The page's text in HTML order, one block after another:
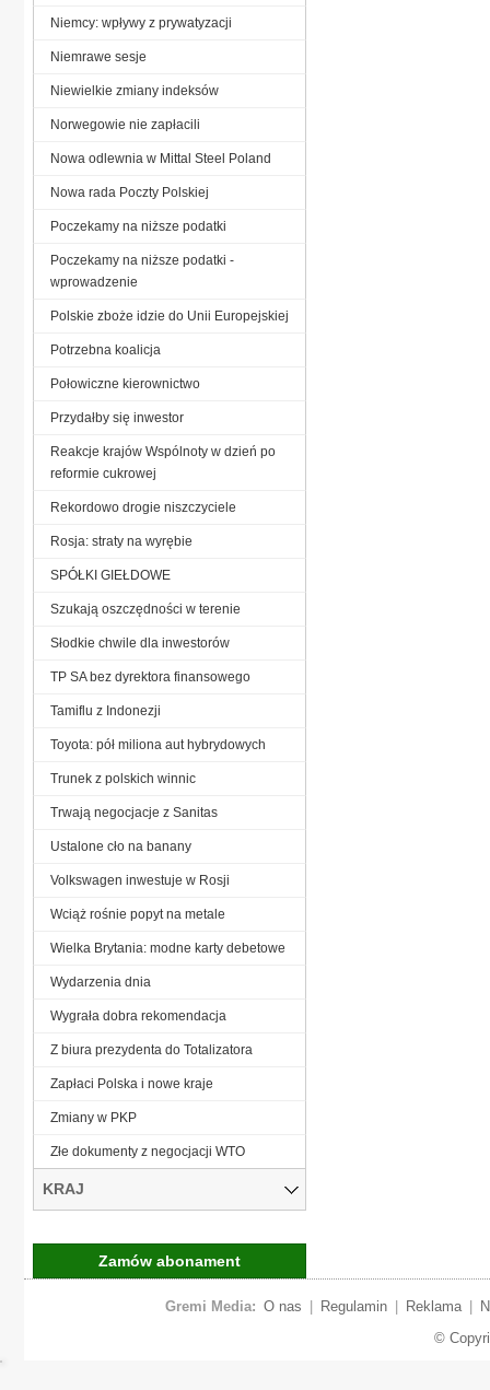
Niemcy: wpływy z prywatyzacji
Niemrawe sesje
Niewielkie zmiany indeksów
Norwegowie nie zapłacili
Nowa odlewnia w Mittal Steel Poland
Nowa rada Poczty Polskiej
Poczekamy na niższe podatki
Poczekamy na niższe podatki -
wprowadzenie
Polskie zboże idzie do Unii Europejskiej
Potrzebna koalicja
Połowiczne kierownictwo
Przydałby się inwestor
Reakcje krajów Wspólnoty w dzień po
reformie cukrowej
Rekordowo drogie niszczyciele
Rosja: straty na wyrębie
SPÓŁKI GIEŁDOWE
Szukają oszczędności w terenie
Słodkie chwile dla inwestorów
TP SA bez dyrektora finansowego
Tamiflu z Indonezji
Toyota: pół miliona aut hybrydowych
Trunek z polskich winnic
Trwają negocjacje z Sanitas
Ustalone cło na banany
Volkswagen inwestuje w Rosji
Wciąż rośnie popyt na metale
Wielka Brytania: modne karty debetowe
Wydarzenia dnia
Wygrała dobra rekomendacja
Z biura prezydenta do Totalizatora
Zapłaci Polska i nowe kraje
Zmiany w PKP
Złe dokumenty z negocjacji WTO
KRAJ
Zamów abonament
Gremi Media: O nas Regulamin Reklama
©